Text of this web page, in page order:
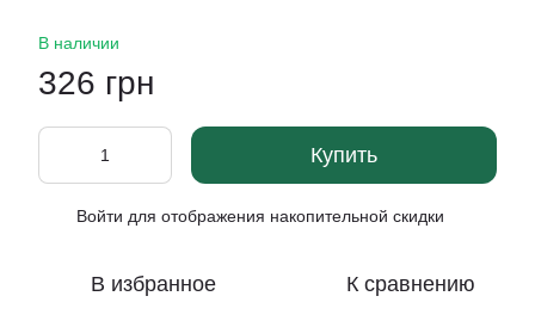
В наличии
326 грн
Купить
Войти для отображения накопительной скидки
В избранное К сравнению